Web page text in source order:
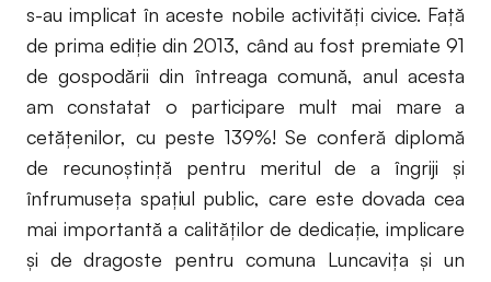
s-au implicat în aceste nobile activități civice. Față
de prima ediție din 2013, când au fost premiate 91
de gospodării din întreaga comună, anul acesta
am constatat o participare mult mai mare a
cetățenilor, cu peste 139%! Se conferă diplomă
de recunoștință pentru meritul de a îngriji și
înfrumuseța spațiul public, care este dovada cea
mai importantă a calităților de dedicație, implicare
și de dragoste pentru comuna Luncavița și un